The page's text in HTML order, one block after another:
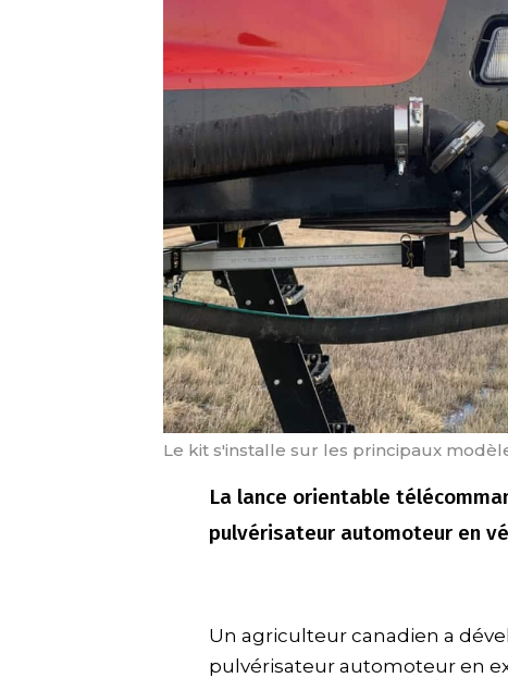
Le kit s'installe sur les principaux
La lance orientable
pulvérisateur automoteur en
Un agriculteur canadien a
pulvérisateur automoteur en